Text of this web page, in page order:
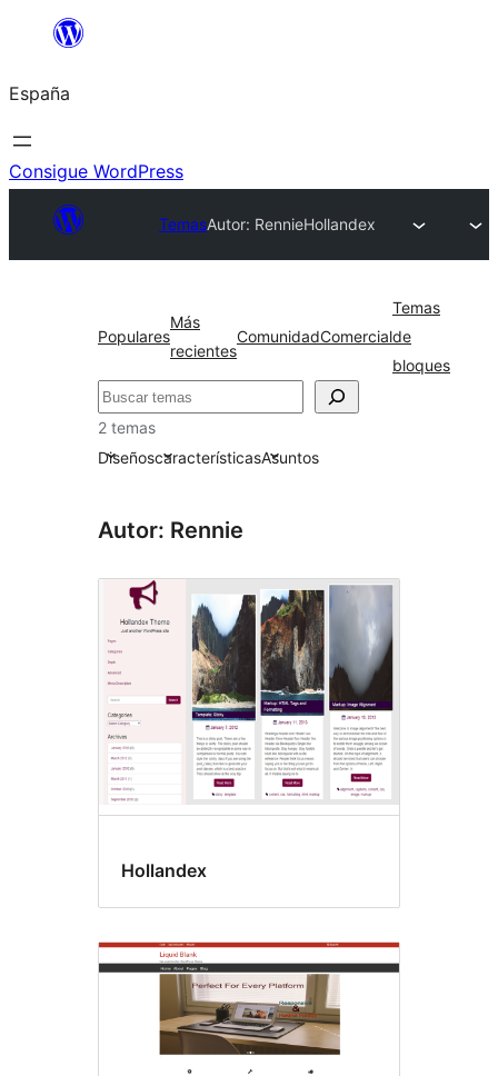
Saltar
contenido
España
Consigue WordPress
TemasAutor: RennieHollandex
Populares
Más
recientes
ComunidadComercial
Temas
de
bloques
Buscar
2 temas
DiseñoscaracterísticasAsuntos
Autor: Rennie
Hollandex